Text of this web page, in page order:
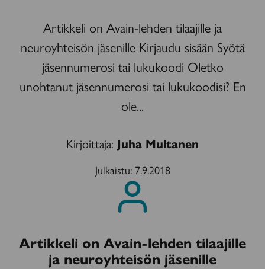
Artikkeli on Avain-lehden tilaajille ja
neuroyhteisön jäsenille Kirjaudu sisään Syötä
jäsennumerosi tai lukukoodi Oletko
unohtanut jäsennumerosi tai lukukoodisi? En
ole...
Kirjoittaja: Juha Multanen
Julkaistu: 7.9.2018
Artikkeli on Avain-lehden tilaajille
ja neuroyhteisön jäsenille